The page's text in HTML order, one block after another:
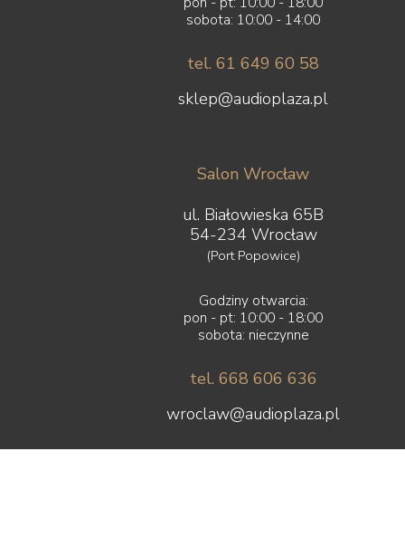
sobota: 10:00 - 14:00
tel. 61 649 60 58
sklep@audioplaza.pl
Salon Wrocław
ul. Białowieska 65B
54-234 Wrocław
(Port Popowice)
Godziny otwarcia:
pon - pt: 10:00 - 18:00
sobota: nieczynne
tel. 668 606 636
wroclaw@audioplaza.pl